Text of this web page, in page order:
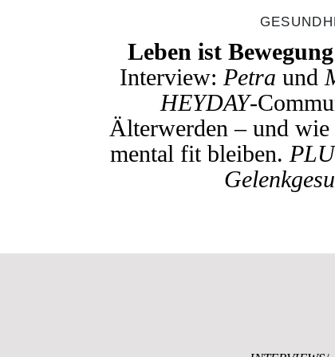
Leben ist Bewegung
Interview: Petra und
HEYDAY-
Älterwerden – und
mental fit bleiben.